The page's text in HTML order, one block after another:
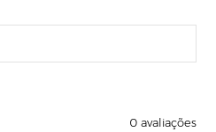
0avaliações